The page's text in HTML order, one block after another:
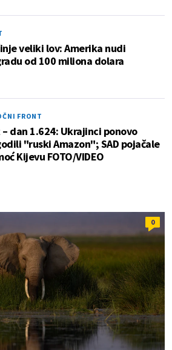
veliki lov: Amerika nudi
od 100 miliona dolara
FRONT
– dan 1.624: Ukrajinci ponovo
"ruski Amazon"; SAD pojačale
Kijevu FOTO/VIDEO
0